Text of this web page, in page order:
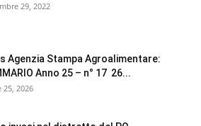
29, 2022
Agenzia Stampa Agroalimentare:
Anno 25 – n° 17 26...
25, 2026